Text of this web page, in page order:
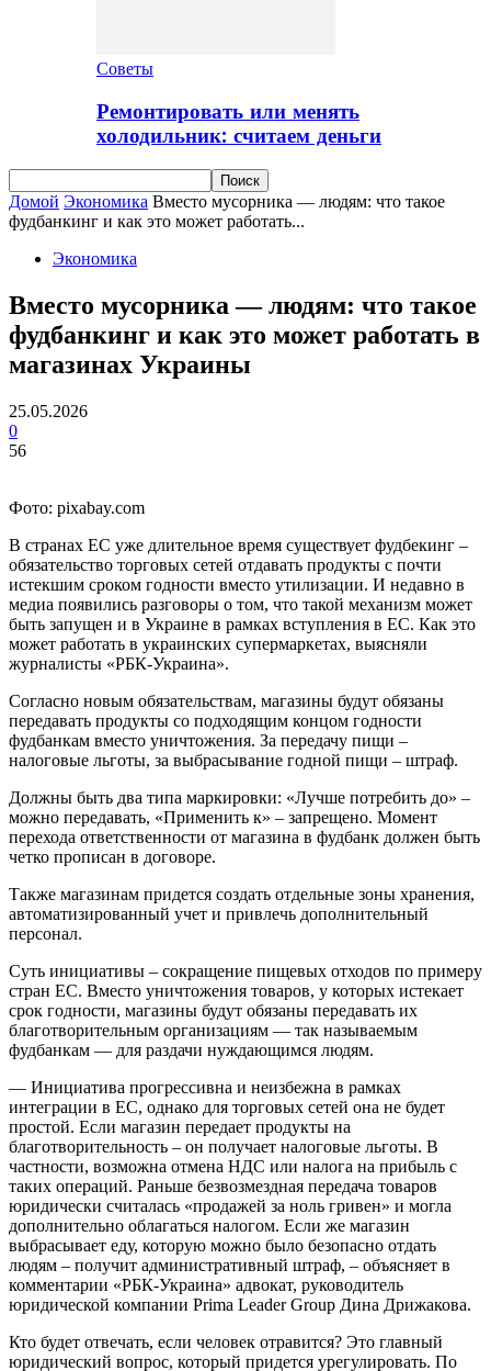
Советы
Ремонтировать или менять
холодильник: считаем деньги
Домой Экономика Вместо мусорника — людям: что такое
фудбанкинг и как это может работать...
Экономика
Вместо мусорника — людям: что такое
фудбанкинг и как это может работать в
магазинах Украины
25.05.2026
0
56
Фото: pixabay.com
В странах ЕС уже длительное время существует фудбекинг –
обязательство торговых сетей отдавать продукты с почти
истекшим сроком годности вместо утилизации. И недавно в
медиа появились разговоры о том, что такой механизм может
быть запущен и в Украине в рамках вступления в ЕС. Как это
может работать в украинских супермаркетах, выясняли
журналисты «РБК-Украина».
Согласно новым обязательствам, магазины будут обязаны
передавать продукты со подходящим концом годности
фудбанкам вместо уничтожения. За передачу пищи –
налоговые льготы, за выбрасывание годной пищи – штраф.
Должны быть два типа маркировки: «Лучше потребить до» –
можно передавать, «Применить к» – запрещено. Момент
перехода ответственности от магазина в фудбанк должен быть
четко прописан в договоре.
Также магазинам придется создать отдельные зоны хранения,
автоматизированный учет и привлечь дополнительный
персонал.
Суть инициативы – сокращение пищевых отходов по примеру
стран ЕС. Вместо уничтожения товаров, у которых истекает
срок годности, магазины будут обязаны передавать их
благотворительным организациям — так называемым
фудбанкам — для раздачи нуждающимся людям.
— Инициатива прогрессивна и неизбежна в рамках
интеграции в ЕС, однако для торговых сетей она не будет
простой. Если магазин передает продукты на
благотворительность – он получает налоговые льготы. В
частности, возможна отмена НДС или налога на прибыль с
таких операций. Раньше безвозмездная передача товаров
юридически считалась «продажей за ноль гривен» и могла
дополнительно облагаться налогом. Если же магазин
выбрасывает еду, которую можно было безопасно отдать
людям – получит административный штраф, – объясняет в
комментарии «РБК-Украина» адвокат, руководитель
юридической компании Prima Leader Group Дина Дрижакова.
Кто будет отвечать, если человек отравится? Это главный
юридический вопрос, который придется урегулировать. По